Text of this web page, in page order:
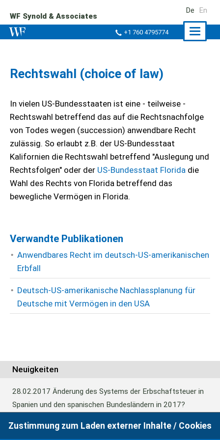
WF Synold & Associates
+1 760 4795774
De En
Rechtswahl (choice of law)
In vielen US-Bundesstaaten ist eine - teilweise -
Rechtswahl betreffend das auf die Rechtsnachfolge
von Todes wegen (succession) anwendbare Recht
zulässig. So erlaubt z.B. der US-Bundesstaat
Kalifornien die Rechtswahl betreffend "Auslegung und
Rechtsfolgen" oder der US-Bundesstaat Florida die
Wahl des Rechts von Florida betreffend das
bewegliche Vermögen in Florida.
Verwandte Publikationen
Anwendbares Recht im deutsch-US-amerikanischen
Erbfall
Deutsch-US-amerikanische Nachlassplanung für
Deutsche mit Vermögen in den USA
Neuigkeiten
28.02.2017 Änderung des Systems der Erbschaftsteuer in
Spanien und den spanischen Bundesländern in 2017?
Zustimmung zum Laden externer Inhalte / Cookies